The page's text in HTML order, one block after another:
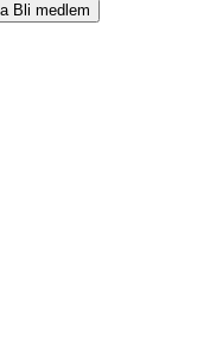
Bli medlem